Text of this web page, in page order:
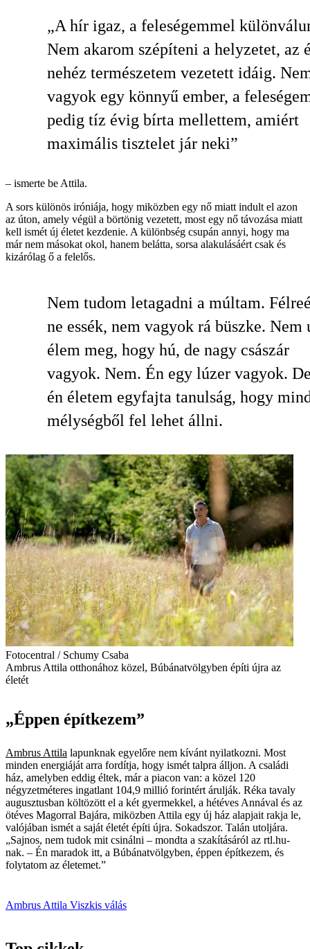
„A hír igaz, a feleségemmel
Nem akarom szépíteni a helyzetet, az
nehéz természetem vezetett idáig.
vagyok egy könnyű ember, a
pedig tíz évig bírta mellettem, amiért
maximális tisztelet jár neki”
– ismerte be Attila.
A sors különös iróniája, hogy miközben egy nő miatt indult el azon
az úton, amely végül a börtönig vezetett, most egy nő távozása miatt
kell ismét új életet kezdenie. A különbség csupán annyi, hogy ma
már nem másokat okol, hanem belátta, sorsa alakulásáért csak és
kizárólag ő a felelős.
Nem tudom letagadni a múltam.
ne essék, nem vagyok rá büszke. Nem
élem meg, hogy hú, de nagy császár
vagyok. Nem. Én egy lúzer vagyok.
én életem egyfajta tanulság, hogy
mélységből fel lehet állni.
Fotocentral / Schumy Csaba
Ambrus Attila otthonához közel, Búbánatvölgyben építi újra az
életét
„Éppen építkezem”
Ambrus Attila lapunknak egyelőre nem kívánt nyilatkozni. Most
minden energiáját arra fordítja, hogy ismét talpra álljon. A családi
ház, amelyben eddig éltek, már a piacon van: a közel 120
négyzetméteres ingatlant 104,9 millió forintért árulják. Réka tavaly
augusztusban költözött el a két gyermekkel, a hétéves Annával és az
ötéves Magorral Bajára, miközben Attila egy új ház alapjait rakja le,
valójában ismét a saját életét építi újra. Sokadszor. Talán utoljára.
„Sajnos, nem tudok mit csinálni – mondta a szakításáról az rtl.hu-
nak. – Én maradok itt, a Búbánatvölgyben, éppen építkezem, és
folytatom az életemet.”
Ambrus Attila Viszkis válás